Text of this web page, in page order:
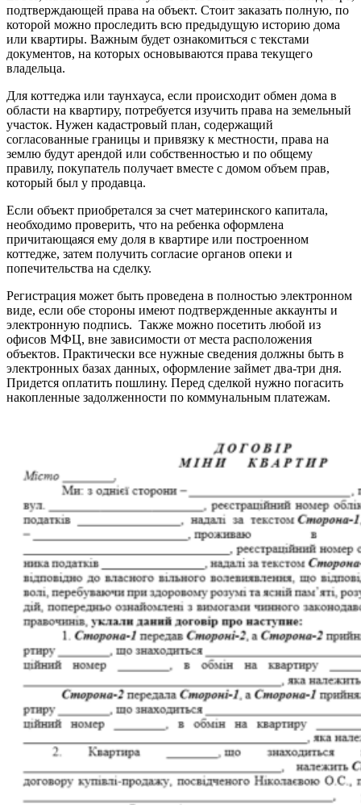
подтверждающей права на объект. Стоит заказать полную, по
которой можно проследить всю предыдущую историю дома
или квартиры. Важным будет ознакомиться с текстами
документов, на которых основываются права текущего
владельца.
Для коттеджа или таунхауса, если происходит обмен дома в
области на квартиру, потребуется изучить права на земельный
участок. Нужен кадастровый план, содержащий
согласованные границы и привязку к местности, права на
землю будут арендой или собственностью и по общему
правилу, покупатель получает вместе с домом объем прав,
который был у продавца.
Если объект приобретался за счет материнского капитала,
необходимо проверить, что на ребенка оформлена
причитающаяся ему доля в квартире или построенном
коттедже, затем получить согласие органов опеки и
попечительства на сделку.
Регистрация может быть проведена в полностью электронном
виде, если обе стороны имеют подтвержденные аккаунты и
электронную подпись. Также можно посетить любой из
офисов МФЦ, вне зависимости от места расположения
объектов. Практически все нужные сведения должны быть в
электронных базах данных, оформление займет два-три дня.
Придется оплатить пошлину. Перед сделкой нужно погасить
накопленные задолженности по коммунальным платежам.